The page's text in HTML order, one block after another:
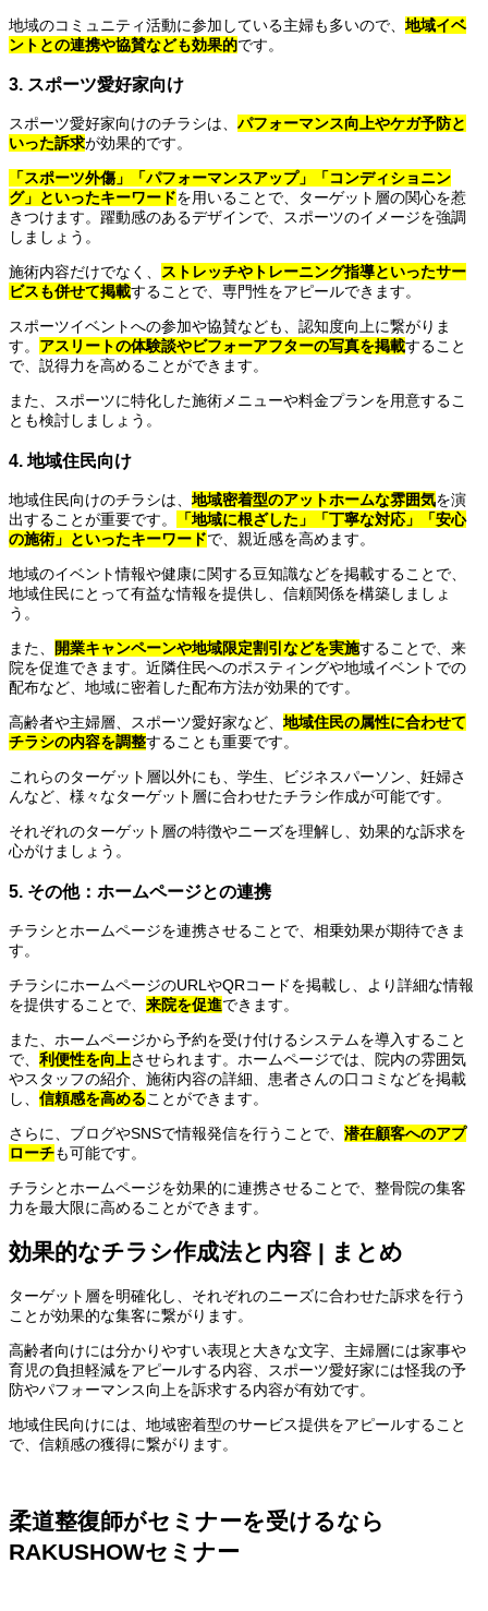
地域のコミュニティ活動に参加している主婦も多いので、 地域イベ
ントとの連携や協賛なども効果的です。
3. スポーツ愛好家向け
スポーツ愛好家向けのチラシは、 パフォーマンス向上やケガ予防と
いった訴求が効果的です。
「スポーツ外傷」「パフォーマンスアップ」「コンディショニン
グ」といったキーワードを用いることで、ターゲット層の関心を惹
きつけます。躍動感のあるデザインで、スポーツのイメージを強調
しましょう。
施術内容だけでなく、 ストレッチやトレーニング指導といったサー
ビスも併せて掲載することで、専門性をアピールできます。
スポーツイベントへの参加や協賛なども、認知度向上に繋がりま
す。 アスリートの体験談やビフォーアフターの写真を掲載すること
で、説得力を高めることができます。
また、スポーツに特化した施術メニューや料金プランを用意するこ
とも検討しましょう。
4. 地域住民向け
地域住民向けのチラシは、 地域密着型のアットホームな雰囲気を演
出することが重要です。
「地域に根ざした」「丁寧な対応」「安心
の施術」といったキーワードで、親近感を高めます。
地域のイベント情報や健康に関する豆知識などを掲載することで、
地域住民にとって有益な情報を提供し、信頼関係を構築しましょ
う。
また、
開業キャンペーンや地域限定割引などを実施することで、来
院を促進できます。近隣住民へのポスティングや地域イベントでの
配布など、地域に密着した配布方法が効果的です。
高齢者や主婦層、スポーツ愛好家など、 地域住民の属性に合わせて
チラシの内容を調整することも重要です。
これらのターゲット層以外にも、学生、ビジネスパーソン、妊婦さ
んなど、様々なターゲット層に合わせたチラシ作成が可能です。
それぞれのターゲット層の特徴やニーズを理解し、効果的な訴求を
心がけましょう。
5. その他：ホームページとの連携
チラシとホームページを連携させることで、相乗効果が期待できま
す。
チラシにホームページのURLやQRコードを掲載し、より詳細な情報
を提供することで、 来院を促進できます。
また、ホームページから予約を受け付けるシステムを導入すること
で、 利便性を向上させられます。ホームページでは、院内の雰囲気
やスタッフの紹介、施術内容の詳細、患者さんの口コミなどを掲載
し、 信頼感を高めることができます。
さらに、ブログやSNSで情報発信を行うことで、 潜在顧客へのアプ
ローチも可能です。
チラシとホームページを効果的に連携させることで、整骨院の集客
力を最大限に高めることができます。
効果的なチラシ作成法と内容 | まとめ
ターゲット層を明確化し、それぞれのニーズに合わせた訴求を行う
ことが効果的な集客に繋がります。
高齢者向けには分かりやすい表現と大きな文字、主婦層には家事や
育児の負担軽減をアピールする内容、スポーツ愛好家には怪我の予
防やパフォーマンス向上を訴求する内容が有効です。
地域住民向けには、地域密着型のサービス提供をアピールすること
で、信頼感の獲得に繋がります。
柔道整復師がセミナーを受けるなら
RAKUSHOWセミナー